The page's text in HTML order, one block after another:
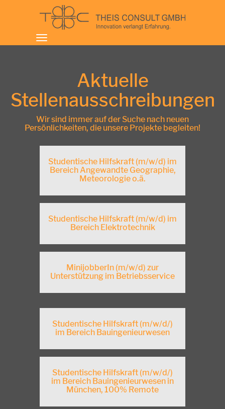
Toggle
navigation
Aktuelle
Stellenausschreibungen
Wir sind immer auf der Suche nach neuen
Persönlichkeiten, die unsere Projekte begleiten!
Studentische Hilfskraft (m/w/d) im
Bereich Angewandte Geographie,
Meteorologie o.ä.
Studentische Hilfskraft (m/w/d) im
Bereich Elektrotechnik
MinijobberIn (m/w/d) zur
Unterstützung im Betriebsservice
Studentische Hilfskraft (m/w/d/)
im Bereich Bauingenieurwesen
Studentische Hilfskraft (m/w/d/)
im Bereich Bauingenieurwesen in
München, 100% Remote